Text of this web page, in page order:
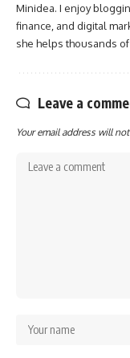
Minidea. I enjoy
finance, and digital
she helps thousands
Leave a
Your email address will